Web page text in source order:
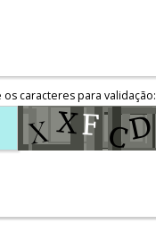
caracteres para validação: